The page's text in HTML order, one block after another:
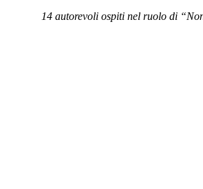
14 autorevoli ospiti nel ruolo di